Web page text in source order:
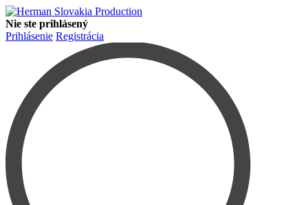
Nie ste prihlásený
Prihlásenie Registrácia